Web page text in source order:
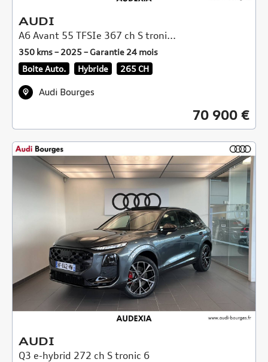
AUDI
A6 Avant 55 TFSIe 367 ch S troni...
350 kms – 2025 – Garantie 24 mois
Boite Auto.
Hybride 265 CH
Audi Bourges
70 900 €
AUDI
Q3 e-hybrid 272 ch S tronic 6